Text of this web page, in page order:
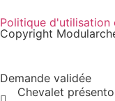
Politique d'utilisation
Copyright
Demande validée
Chevalet